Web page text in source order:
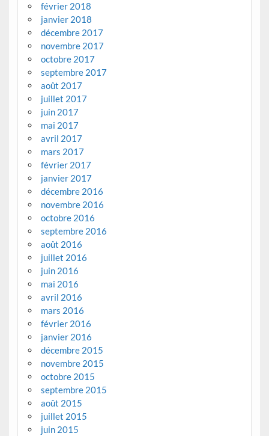
février 2018
janvier 2018
décembre 2017
novembre 2017
octobre 2017
septembre 2017
août 2017
juillet 2017
juin 2017
mai 2017
avril 2017
mars 2017
février 2017
janvier 2017
décembre 2016
novembre 2016
octobre 2016
septembre 2016
août 2016
juillet 2016
juin 2016
mai 2016
avril 2016
mars 2016
février 2016
janvier 2016
décembre 2015
novembre 2015
octobre 2015
septembre 2015
août 2015
juillet 2015
juin 2015